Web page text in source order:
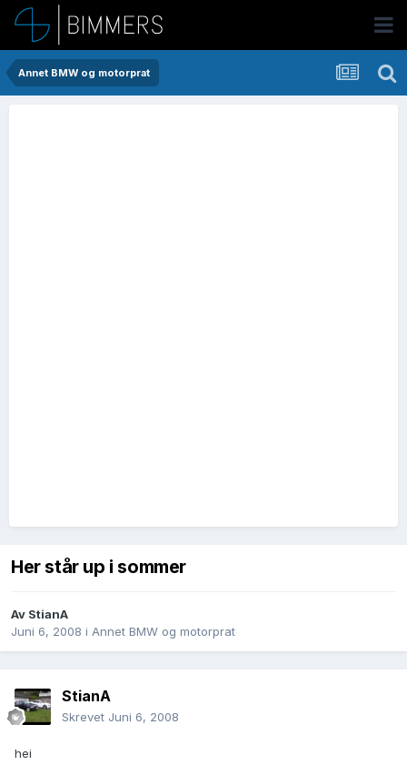
Annet BMW og motorprat
Her står up i sommer
Av StianA
Juni 6, 2008 i Annet BMW og motorprat
StianA
Skrevet Juni 6, 2008
hei